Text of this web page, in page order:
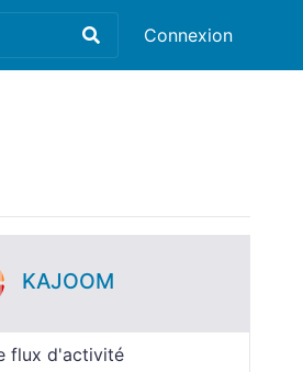
Connexion
KAJOOM
flux d'activité